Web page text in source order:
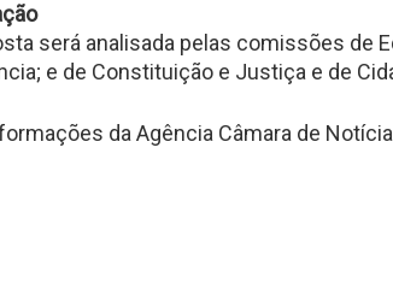
será analisada pelas comissões de
e de Constituição e Justiça e de
da Agência Câmara de